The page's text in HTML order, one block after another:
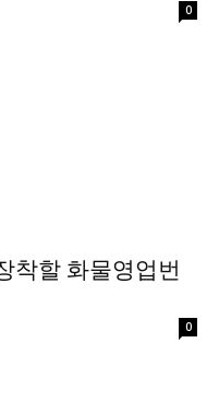
0
착할 화물영업번
0